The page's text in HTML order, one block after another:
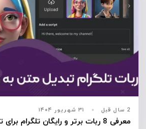
2 سال قبل ۳۱ شهریور ۱۴۰۴
معرفی 8 ربات برتر و رایگان تلگرام برای تبدیل متن به ویدیو